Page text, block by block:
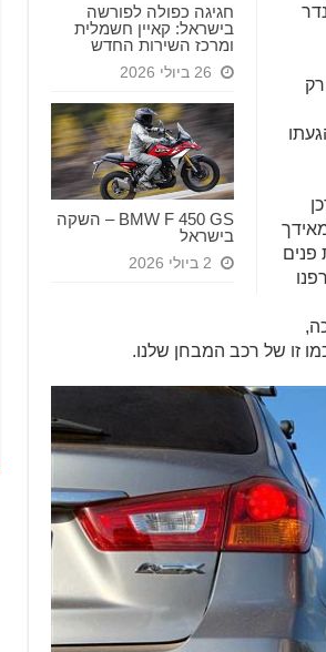
חגיגה כפולה לפורשה
בישראל: קאיין חשמלית
ומרכז השירות החדש
26 ביולי 2026
BMW F 450 GS – השקה
בישראל
2 ביולי 2026
הגעתו
פנים